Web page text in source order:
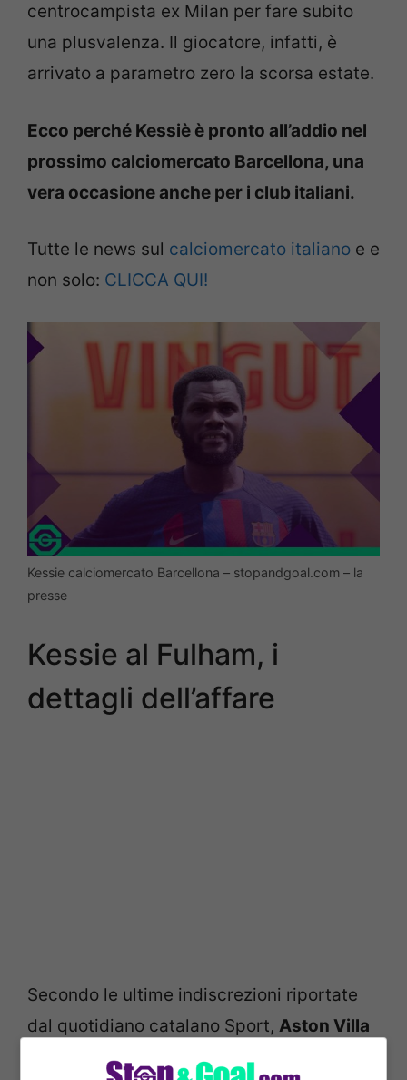
centrocampista ex Milan per fare subito
una plusvalenza. Il giocatore, infatti, è
arrivato a parametro zero la scorsa estate.
Ecco perché Kessiè è pronto all’addio nel
prossimo calciomercato Barcellona, una
vera occasione anche per i club italiani.
Tutte le news sul calciomercato italiano e e
non solo: CLICCA QUI!
Kessie calciomercato Barcellona – stopandgoal.com – la
presse
Kessie al Fulham, i
dettagli dell’affare
Secondo le ultime indiscrezioni riportate
dal quotidiano catalano Sport, Aston Villa
e Fulham sono in pole per prendere Kessie